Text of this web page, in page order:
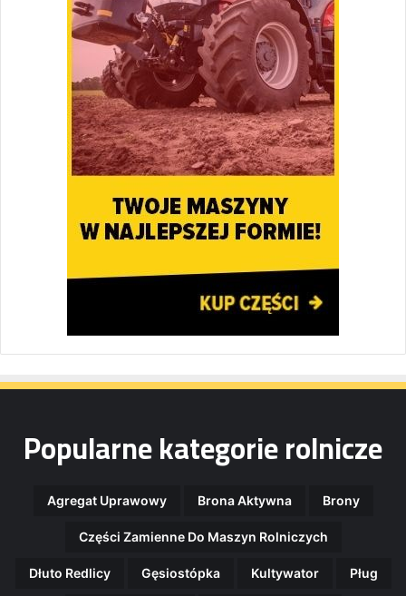
Popularne kategorie rolnicze
Agregat Uprawowy Brona Aktywna Brony
Części Zamienne Do Maszyn Rolniczych
Dłuto Redlicy Gęsiostópka Kultywator Pług